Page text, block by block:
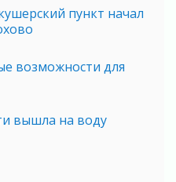
пункт начал
возможности для
вышла на воду